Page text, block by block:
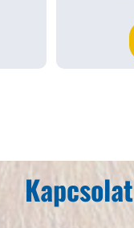
Kapcsolat